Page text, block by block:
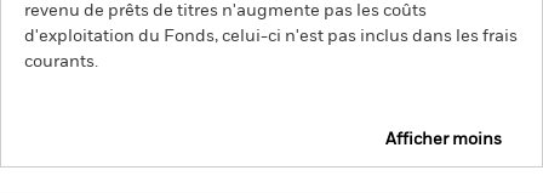
revenu de prêts de titres n'augmente pas les coûts
d'exploitation du Fonds, celui-ci n'est pas inclus dans les frais
courants.
Afficher moins